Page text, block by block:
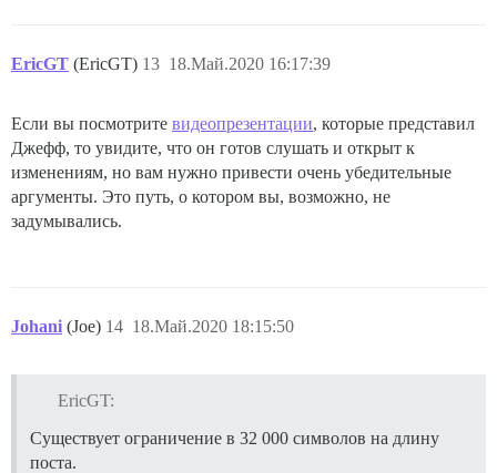
EricGT (EricGT) 18.Май.2020 16:17:39
13
Если вы посмотрите видеопрезентации, которые представил
Джефф, то увидите, что он готов слушать и открыт к
изменениям, но вам нужно привести очень убедительные
аргументы. Это путь, о котором вы, возможно, не
задумывались.
Johani (Joe) 18.Май.2020 18:15:50
14
EricGT:
Существует ограничение в 32 000 символов на длину
поста.